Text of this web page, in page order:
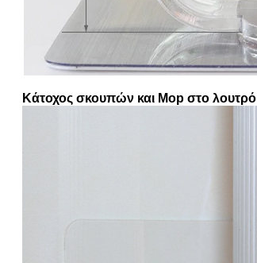
Κάτοχος σκουπών και Mop στο λουτρό